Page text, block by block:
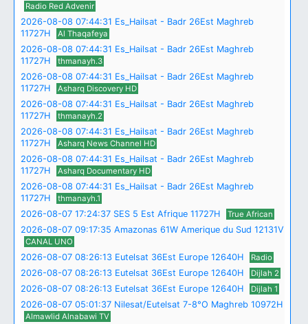
Radio Red Advenir
2026-08-08 07:44:31 Es_Hailsat - Badr 26Est Maghreb
11727H
Al Thaqafeya
2026-08-08 07:44:31 Es_Hailsat - Badr 26Est Maghreb
11727H
thmanayh.3
2026-08-08 07:44:31 Es_Hailsat - Badr 26Est Maghreb
11727H
Asharq Discovery HD
2026-08-08 07:44:31 Es_Hailsat - Badr 26Est Maghreb
11727H
thmanayh.2
2026-08-08 07:44:31 Es_Hailsat - Badr 26Est Maghreb
11727H
Asharq News Channel HD
2026-08-08 07:44:31 Es_Hailsat - Badr 26Est Maghreb
11727H
Asharq Documentary HD
2026-08-08 07:44:31 Es_Hailsat - Badr 26Est Maghreb
11727H
thmanayh.1
2026-08-07 17:24:37 SES 5 Est Afrique 11727H True African
2026-08-07 09:17:35 Amazonas 61W Amerique du Sud 12131V
CANAL UNO
2026-08-07 08:26:13 Eutelsat 36Est Europe 12640H Radio
2026-08-07 08:26:13 Eutelsat 36Est Europe 12640H Dijlah 2
2026-08-07 08:26:13 Eutelsat 36Est Europe 12640H Dijlah 1
2026-08-07 05:01:37 Nilesat/Eutelsat 7-8°O Maghreb 10972H
Almawlid Alnabawi TV